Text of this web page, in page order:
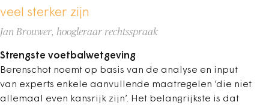
veel sterker zijn
Jan Brouwer, hoogleraar rechtsspraak
Strengste voetbalwetgeving
Berenschot noemt op basis van de analyse en input
van experts enkele aanvullende maatregelen ‘die niet
allemaal even kansrijk zijn’. Het belangrijkste is dat